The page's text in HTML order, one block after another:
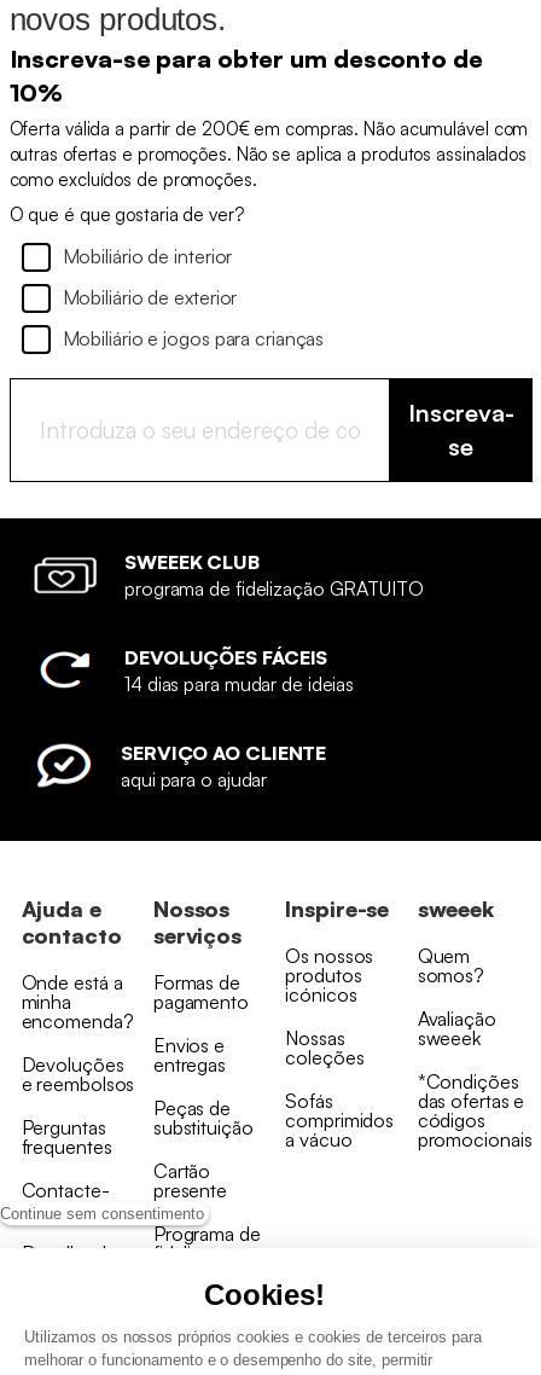
Continue sem consentimento
Cookies!
Utilizamos os nossos próprios cookies e cookies de terceiros para
melhorar o funcionamento e o desempenho do site, permitir
novos produtos.
Inscreva-se para obter um desconto de
10%
Oferta válida a partir de 200€ em compras. Não acumulável com
outras ofertas e promoções. Não se aplica a produtos assinalados
como excluídos de promoções.
O que é que gostaria de ver?
Mobiliário de interior
Mobiliário de exterior
Mobiliário e jogos para crianças
Inscreva-
se
SWEEEK CLUB
programa de fidelização GRATUITO
DEVOLUÇÕES FÁCEIS
14 dias para mudar de ideias
SERVIÇO AO CLIENTE
aqui para o ajudar
Ajuda e
contacto
Onde está a
minha
encomenda?
Devoluções
e reembolsos
Perguntas
frequentes
Contacte-
nos
Recolha de
Nossos
serviços
Formas de
pagamento
Envios e
entregas
Peças de
substituição
Cartão
presente
Programa de
fidelizaçao
Inspire-se
Os nossos
produtos
icónicos
Nossas
coleções
Sofás
comprimidos
a vácuo
sweeek
Quem
somos?
Avaliação
sweeek
*Condições
das ofertas e
códigos
promocionais